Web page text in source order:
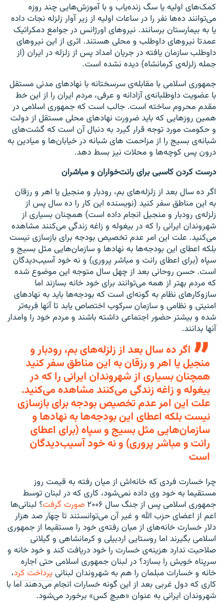
کمک‌های اولیه یا سگ زنده‌یاب و با آموزش‌هایی چند روزه
می‌توانند ده‌ها نفر را در ساعات اولیه از زیر آوار زلزله نجات داده
یا به بیمارستان برسانند. نیروهای اورژانس در جوامع دمکراتیک
عمدتا نیروهای داوطلب و محلی هستند. اثری از این نیروهای
داوطلب سازمان یافته در جریان امداد پس از زلزله در ایران (از
جمله زلزله‌ی کرمانشاه) دیده نشده است.
جمهوری اسلامی با مقابله‌ی سرسختانه با نهادهای مدنی مستقل
با عضویت داوطلبانه‌ی آزادانه و عرفی، مردم ایران را از این خط
مقدم محروم ساخته است. جالب است که جمهوری اسلامی در
همین روزهایی که باید ضرورت نهادهای محلی مستقل از دولت
و حکومت مورد توجه قرار گیرد به دنبال آن است که گشت‌های
شبانه‌ی بسیج را از مزاحمت های شبانه در خیابان‌ها و میادین به
درون پس کوچه‌ها و محلات نیز بسط دهد.
درست کردن کاسبی برای رانت‌خواران و مباشران
اگر ده سال بعد از زلزله‌های بم، رودبار و منجیل یا اهر و رزقان
به این مناطق سفر کنید (نویسنده این کار را ده سال پس از
زلزله‌ی رودبار و منجیل انجام داده است) همچنان بسیاری از
شهروندان ایرانی را که در بیغوله و زاغه زندگی می‌کنند مشاهده
می‌کنید. علت این امر عدم تخصیص بودجه برای بازسازی نیست
بلکه اعطای این بودجه‌ها به نهادها و سازمان‌هایی مثل بسیج و
سپاه (برای اعطای رانت و مباشر پروری) و نه خود آسیب‌دیدگان
است. حسن روحانی بعد از چهل سال متوجه این موضوع شده
که مردم بهتر از همه می‌توانند برای خود خانه بسازند اما
سازوکارهای نظام به گونه‌ای است که بودجه‌ها باید به نهادهای
امنیتی و نظامی و سازمان سرکوب اختصاص یابد تا آنها فربه‌تر
شده و بیشتر حضور اجتماعی داشته باشند و مردم خود را وامدار
آنها بدانند.
اگر ده سال بعد از زلزله‌های بم، رودبار و
منجیل یا اهر و رزقان به این مناطق سفر کنید
همچنان بسیاری از شهروندان ایرانی را که در
بیغوله و زاغه زندگی می‌کنند مشاهده می‌کنید.
علت این امر عدم تخصیص بودجه برای بازسازی
نیست بلکه اعطای این بودجه‌ها به نهادها و
سازمان‌هایی مثل بسیج و سپاه (برای اعطای
رانت و مباشر پروری) و نه خود آسیب‌دیدگان
است
چرا خسارت فردی که خانه‌اش از میان رفته به قیمت روز
مستقیما به خود وی داده نمی‌شود، کاری که در لبنان توسط
جمهوری اسلامی پس از جنگ سال ۲۰۰۶
صورت گرفت؟ لبنانی‌ها
اعم از اعضای حزب الله و غیر آن می‌توانستند تا چهار صد هزار
دلار خسارت خانه‌های از میان رفته‌ی خود را مستقیما از جمهوری
اسلامی بگیرند اما روستایی اردبیلی و کرمانشاهی و گیلانی
صلاحیت ندارد هزینه‌ی خسارت را خود دریافت کند و خود خانه و
سرپناه خویش را بسازد؟ در لبنان جمهوری اسلامی حتی اجاره
خانه و خسارات مبلمان را هم به شهروندان لبنانی پرداخت کرد،
کاری که دول غربی بعد از این گونه خسارات انجام می‌دهند اما با
شهروندان ایرانی به عنوان «هیچ کس» برخورد می‌شود.